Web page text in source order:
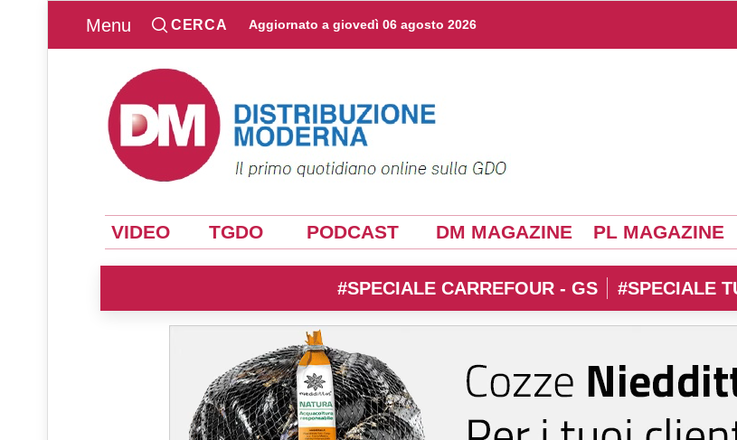
Menu CERCA Aggiornato a giovedì 06 agosto 2026
VIDEO TGDO PODCAST DM MAGAZINE PL MAGAZINE
#SPECIALE CARREFOUR - GS #SPECIALE